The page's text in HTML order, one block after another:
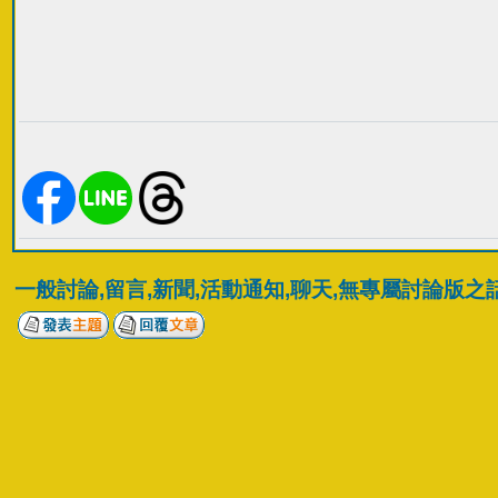
一般討論,留言,新聞,活動通知,聊天,無專屬討論版之